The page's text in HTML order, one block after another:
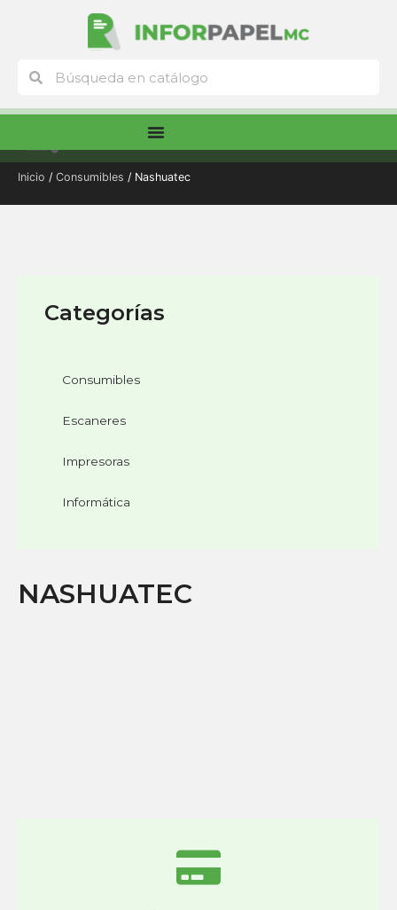
Buscar
Inicio / Consumibles / Nashuatec
Categorías
Consumibles
Escaneres
Impresoras
Informática
NASHUATEC